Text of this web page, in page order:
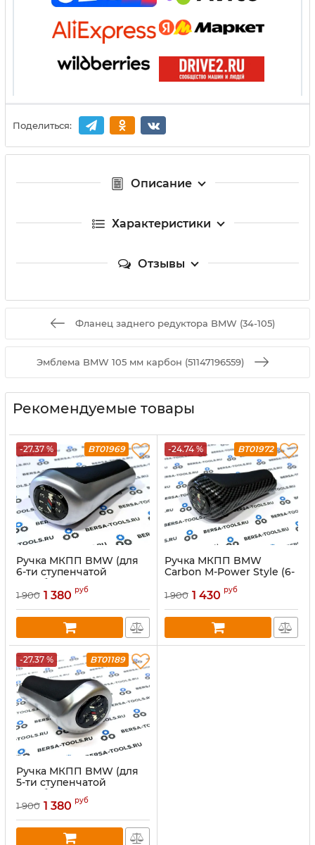
Поделиться:
Описание
Характеристики
Отзывы
Фланец заднего редуктора BMW (34-105)
Эмблема BMW 105 мм карбон (51147196559)
Рекомендуемые товары
-27.37 % BT01969
Ручка МКПП BMW (для
6-ти ступенчатой
коробки передач), цвет:
Хром
1 900 1 380 руб
-24.74 % BT01972
Ручка МКПП BMW
Carbon M-Power Style (6-
ти ступенчатая)
1 900 1 430 руб
-27.37 % BT01189
Ручка МКПП BMW (для
5-ти ступенчатой
коробки передач), цвет:
Хром
1 900 1 380 руб